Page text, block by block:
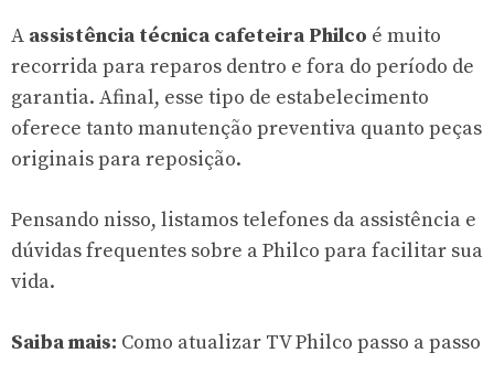
A assistência técnica cafeteira Philco é muito
recorrida para reparos dentro e fora do período de
garantia. Afinal, esse tipo de estabelecimento
oferece tanto manutenção preventiva quanto peças
originais para reposição.
Pensando nisso, listamos telefones da assistência e
dúvidas frequentes sobre a Philco para facilitar sua
vida.
Saiba mais: Como atualizar TV Philco passo a passo